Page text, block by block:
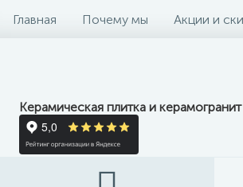
Главная Почему мы Акции и
Керамическая плитка и